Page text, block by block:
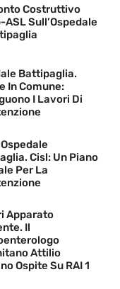
Costruttivo
ASL Sull’Ospedale
Battipaglia.
In Comune:
I Lavori Di
Cisl: Un Piano
Per La
Apparato
Il
Attilio
Ospite Su RAI 1